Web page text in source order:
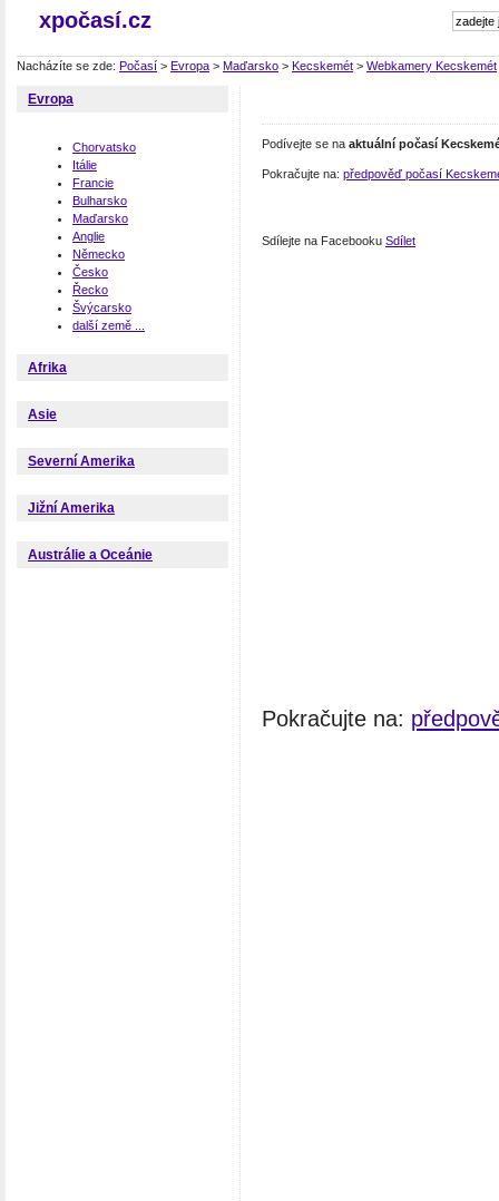
xpočasí.cz
Nacházíte se zde: Počasí > Evropa > Maďarsko > Kecskemét > Webkamery Kecskemét
Evropa
Chorvatsko
Itálie
Francie
Bulharsko
Maďarsko
Anglie
Německo
Česko
Řecko
Švýcarsko
další země ...
Afrika
Asie
Severní Amerika
Jižní Amerika
Austrálie a Oceánie
Podívejte se na aktuální počasí
Pokračujte na: předpověď počasí
Sdílejte na Facebooku Sdílet
Pokračujte na: